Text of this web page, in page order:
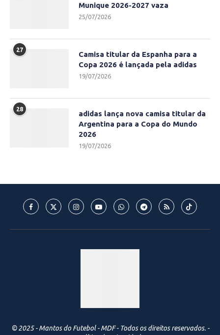
Munique 2026-2027 vaza
25/07/2026
27
Camisa titular da Espanha para a
Copa 2026 é lançada pela adidas
19/07/2026
28
adidas lança nova camisa titular da
Argentina para a Copa do Mundo
2026
19/07/2026
© 2025 - Mantos do Futebol - MDF - Todos os direitos reservados. -